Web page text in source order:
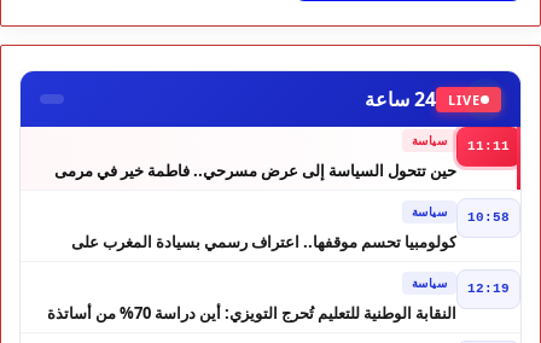
LIVE 24 ساعة
11:11 سياسة
حين تتحول السياسة إلى عرض مسرحي.. فاطمة خير في مرمى
10:58 سياسة
كولومبيا تحسم موقفها.. اعتراف رسمي بسيادة المغرب على
12:19 سياسة
النقابة الوطنية للتعليم تُحرج التويزي: أين دراسة 70% من أساتذة